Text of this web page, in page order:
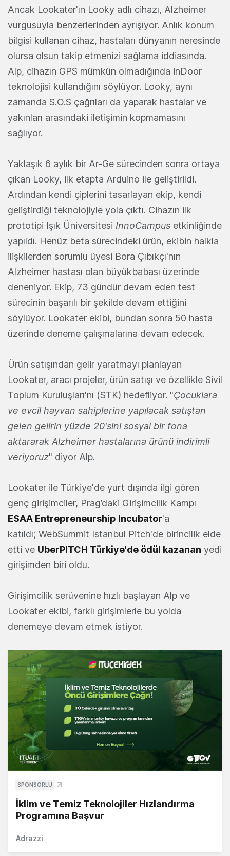
Ancak Lookater'ın Looky adlı cihazı, Alzheimer
vurgusuyla benzerlerinden ayrışıyor. Anlık konum
bilgisi kullanan cihaz, hastaları dünyanın neresinde
olursa olsun takip etmenizi sağlama iddiasında.
Alp, cihazın GPS mümkün olmadığında inDoor
teknolojisi kullandığını söylüyor. Looky, aynı
zamanda S.O.S çağrıları da yaparak hastalar ve
yakınları arasındaki iletişimin kopmamasını
sağlıyor.
Yaklaşık 6 aylık bir Ar-Ge sürecinden sonra ortaya
çıkan Looky, ilk etapta Arduino ile geliştirildi.
Ardından kendi çiplerini tasarlayan ekip, kendi
geliştirdiği teknolojiyle yola çıktı. Cihazın ilk
prototipi Işık Üniversitesi InnoCampus etkinliğinde
yapıldı. Henüz beta sürecindeki ürün, ekibin halkla
ilişkilerden sorumlu üyesi Bora Çıbıkçı'nın
Alzheimer hastası olan büyükbabası üzerinde
deneniyor. Ekip, 73 gündür devam eden test
sürecinin başarılı bir şekilde devam ettiğini
söylüyor. Lookater ekibi, bundan sonra 50 hasta
üzerinde deneme çalışmalarına devam edecek.
Ürün satışından gelir yaratmayı planlayan
Lookater, aracı projeler, ürün satışı ve özellikle Sivil
Toplum Kuruluşları'nı (STK) hedefliyor. "Çocuklara
ve evcil hayvan sahiplerine yapılacak satıştan
gelen gelirin yüzde 20'sini sosyal bir fona
aktararak Alzheimer hastalarına ürünü indirimli
veriyoruz" diyor Alp.
Lookater ile Türkiye'de yurt dışında ilgi gören
genç girişimciler, Prag’daki Girişimcilik Kampı
ESAA Entrepreneurship Incubator'a
katıldı; WebSummit Istanbul Pitch'de birincilik elde
etti ve UberPITCH Türkiye'de ödül kazanan yedi
girişimden biri oldu.
Girişimcilik serüvenine hızlı başlayan Alp ve
Lookater ekibi, farklı girişimlerle bu yolda
denemeye devam etmek istiyor.
SPONSORLU
İklim ve Temiz Teknolojiler Hızlandırma
Programına Başvur
Adrazzi